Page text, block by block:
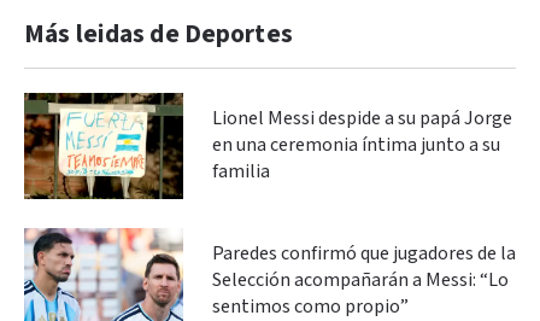
Más leidas de Deportes
Lionel Messi despide a su papá Jorge
en una ceremonia íntima junto a su
familia
Paredes confirmó que jugadores de la
Selección acompañarán a Messi: “Lo
sentimos como propio”